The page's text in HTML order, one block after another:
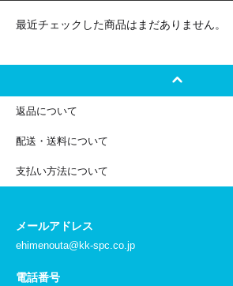
最近チェックした商品はまだありません。
返品について
配送・送料について
支払い方法について
メールアドレス
ehimenouta@kk-spc.co.jp
電話番号